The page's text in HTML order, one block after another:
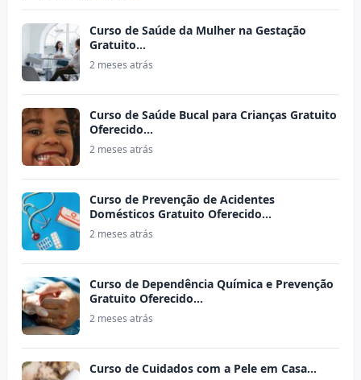
Curso de Saúde da Mulher na Gestação
Gratuito…
2 meses atrás
Curso de Saúde Bucal para Crianças Gratuito
Oferecido…
2 meses atrás
Curso de Prevenção de Acidentes
Domésticos Gratuito Oferecido…
2 meses atrás
Curso de Dependência Química e Prevenção
Gratuito Oferecido…
2 meses atrás
Curso de Cuidados com a Pele em Casa…